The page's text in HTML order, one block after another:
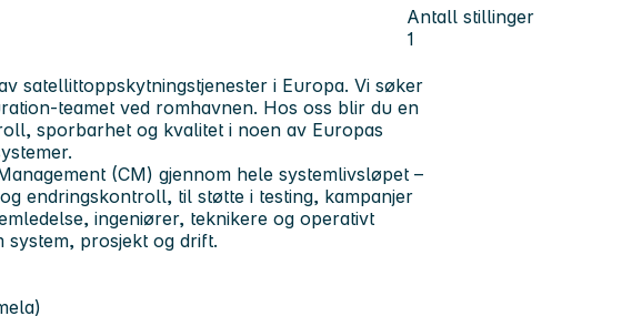
Antall stillinger
1
satellittoppskytningstjenester i Europa. Vi søker
teamet ved romhavnen. Hos oss blir du en
sporbarhet og kvalitet i noen av Europas
(CM) gjennom hele systemlivsløpet –
endringskontroll, til støtte i testing, kampanjer
ingeniører, teknikere og operativt
prosjekt og drift.